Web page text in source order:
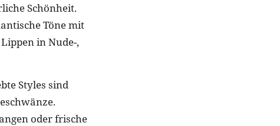
Schönheit.
Töne mit
in Nude-,
Styles sind
oder frische